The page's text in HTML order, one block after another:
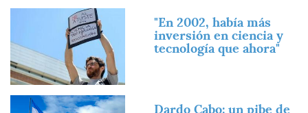
"En 2002, había más
inversión en ciencia y
tecnología que ahora"
Imagen
Dardo Cabo: un pibe de